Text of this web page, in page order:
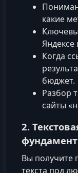
какие
Яндексе
Когда
бюджет.
Разбор
сайты
2.
фундамент
Вы получите
текста под